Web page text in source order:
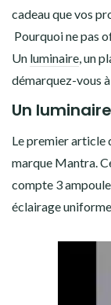
cadeau que vos
Pourquoi ne pas
Un luminaire, un
démarquez-vous
Un
Le premier article
marque Mantra.
compte 3
éclairage